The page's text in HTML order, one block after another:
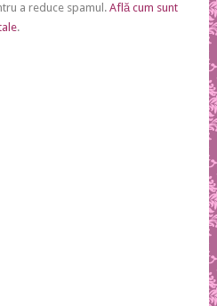
a reduce spamul. Află cum sunt
.